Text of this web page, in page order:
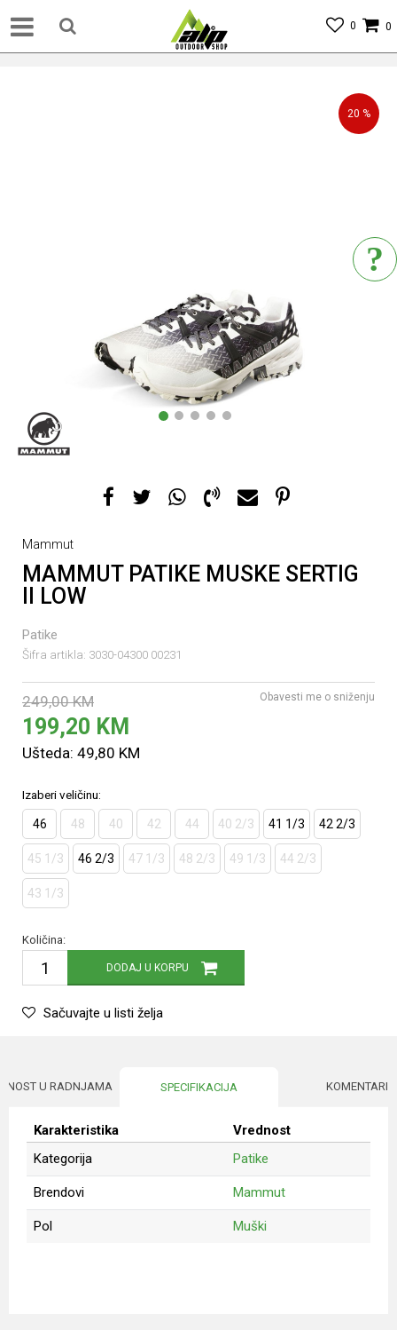
0
0
1 2 3 4 5
20 %
Mammut
MAMMUT PATIKE MUSKE SERTIG
II LOW
Patike
Šifra artikla: 3030-04300 00231
249,00 KM
199,20 KM
Ušteda: 49,80 KM
Obavesti me o sniženju
Izaberi veličinu:
46 48 40 42 44 40 2/3 41 1/3 42 2/3
45 1/3 46 2/3 47 1/3 48 2/3 49 1/3 44 2/3
43 1/3
Količina:
DODAJ U KORPU
Sačuvajte u listi želja
U RADNJAMA SPECIFIKACIJA KOMENTARI
Karakteristika
Vrednost
Kategorija
Patike
Brendovi Mammut
Pol Muški